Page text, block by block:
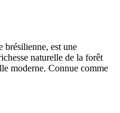
brésilienne, est une
naturelle de la forêt
moderne. Connue comme